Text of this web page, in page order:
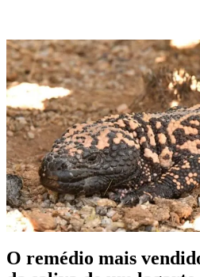
O remédio mais